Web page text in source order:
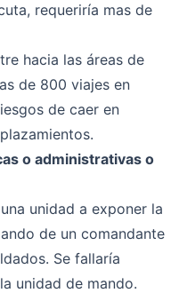
requeriría mas de
hacia las áreas de
de 800 viajes en
de caer en
o administrativas o
unidad a exponer la
de un comandante
Se fallaría
unidad de mando.